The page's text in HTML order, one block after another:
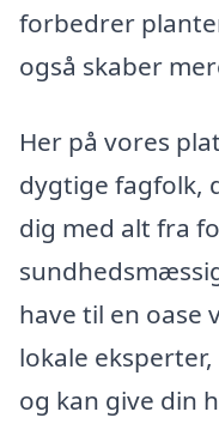
forbedrer
også skaber
Her på vores
dygtige fagfolk,
dig med alt fra
have til en oase
lokale
og kan give din